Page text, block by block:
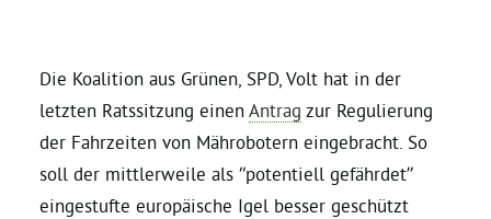
Robin Korte, MdL
Daniel Freund, MdEP
Die Koalition aus Grünen, SPD, Volt hat in der
letzten Ratssitzung einenAntrag zur Regulierung
der Fahrzeiten von Mährobotern eingebracht. So
soll der mittlerweile als “potentiell gefährdet”
eingestufte europäische Igel besser geschützt